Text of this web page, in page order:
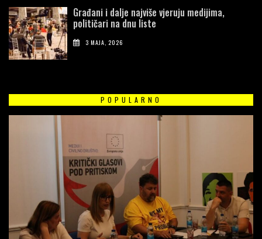
Građani i dalje najviše vjeruju medijima,
političari na dnu liste
3 MAJA, 2026
POPULARNO